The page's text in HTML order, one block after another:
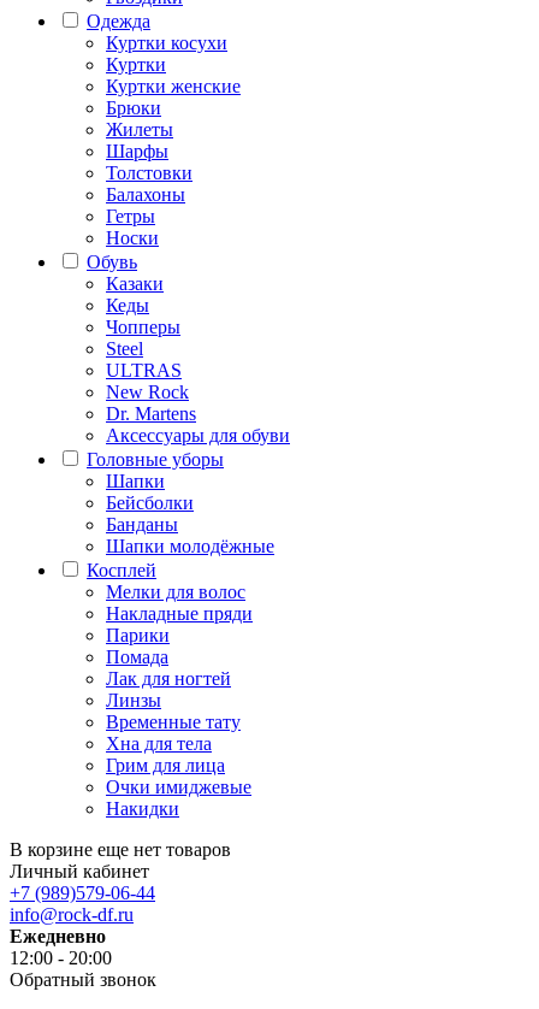
Одежда
Куртки косухи
Куртки
Куртки женские
Брюки
Жилеты
Шарфы
Толстовки
Балахоны
Гетры
Носки
Обувь
Казаки
Кеды
Чопперы
Steel
ULTRAS
New Rock
Dr. Martens
Аксессуары для обуви
Головные уборы
Шапки
Бейсболки
Банданы
Шапки молодёжные
Косплей
Мелки для волос
Накладные пряди
Парики
Помада
Лак для ногтей
Линзы
Временные тату
Хна для тела
Грим для лица
Очки имиджевые
Накидки
В корзине еще нет товаров
Личный кабинет
+7 (989)579-06-44
info@rock-df.ru
Ежедневно
12:00 - 20:00
Обратный звонок